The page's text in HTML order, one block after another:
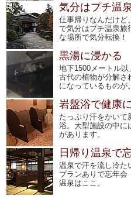
気分はプチ温
仕事帰りなんだけど
で気分はプチ温泉旅
な場所で気分転換！
黒湯に浸かる
地下1500メートル
古代の植物が分解さ
になっているものが。
岩盤浴で健康に
たっぷり汗をかいて
浴。大型施設の中に
があります。
日帰り温泉で
温泉で汗を流し冷た
プランありで忘年会
温泉はここ。